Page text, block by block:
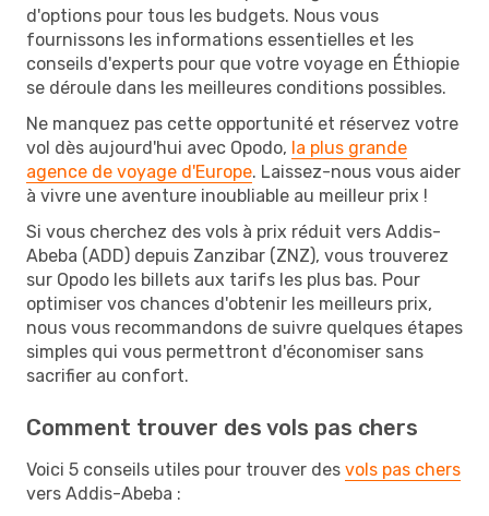
d'options pour tous les budgets. Nous vous
fournissons les informations essentielles et les
conseils d'experts pour que votre voyage en Éthiopie
se déroule dans les meilleures conditions possibles.
Ne manquez pas cette opportunité et réservez votre
vol dès aujourd'hui avec Opodo, la plus grande
agence de voyage d'Europe. Laissez-nous vous aider
à vivre une aventure inoubliable au meilleur prix !
Si vous cherchez des vols à prix réduit vers Addis-
Abeba (ADD) depuis Zanzibar (ZNZ), vous trouverez
sur Opodo les billets aux tarifs les plus bas. Pour
optimiser vos chances d'obtenir les meilleurs prix,
nous vous recommandons de suivre quelques étapes
simples qui vous permettront d'économiser sans
sacrifier au confort.
Comment trouver des vols pas chers
Voici 5 conseils utiles pour trouver des vols pas chers
vers Addis-Abeba :